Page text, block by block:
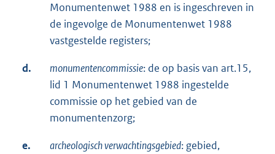
Monumentenwet 1988 en is ingeschreven in
de ingevolge de Monumentenwet 1988
vastgestelde registers;
d. monumentencommissie: de op basis van art.15,
lid 1 Monumentenwet 1988 ingestelde
commissie op het gebied van de
monumentenzorg;
e. archeologisch verwachtingsgebied: gebied,